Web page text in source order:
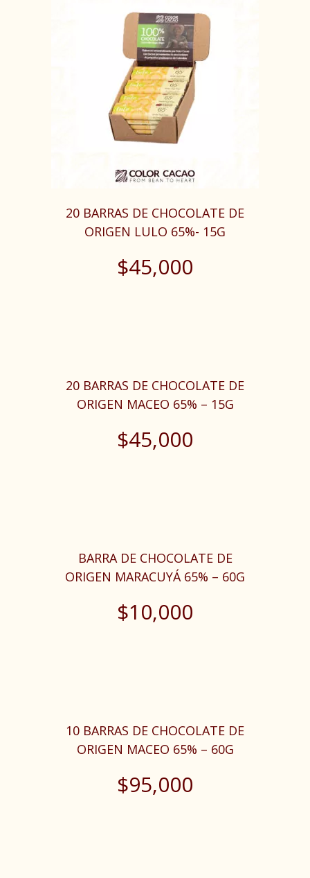
20 BARRAS DE CHOCOLATE DE
ORIGEN LULO 65%- 15G
$45,000
20 BARRAS DE CHOCOLATE DE
ORIGEN MACEO 65% – 15G
$45,000
BARRA DE CHOCOLATE DE
ORIGEN MARACUYÁ 65% – 60G
$10,000
10 BARRAS DE CHOCOLATE DE
ORIGEN MACEO 65% – 60G
$95,000